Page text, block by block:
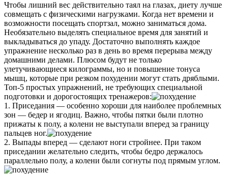
Чтобы лишний вес действительно таял на глазах, диету лучше
совмещать с физическими нагрузками. Когда нет времени и
возможности посещать спортзал, можно заниматься дома.
Необязательно выделять специальное время для занятий и
выкладываться до упаду. Достаточно выполнять каждое
упражнение несколько раз в день во время перерыва между
домашними делами. Плюсом будут не только
улетучивающиеся килограммы, но и повышение тонуса
мышц, которые при резком похудении могут стать дряблыми.
Топ-5 простых упражнений, не требующих специальной
подготовки и дорогостоящих тренажеров:
1. Приседания — особенно хороши для наиболее проблемных
зон — бедер и ягодиц. Важно, чтобы пятки были плотно
прижаты к полу, а колени не выступали вперед за границу
пальцев ног.
2. Выпады вперед — сделают ноги стройнее. При таком
приседании желательно следить, чтобы бедро держалось
параллельно полу, а колени были согнуты под прямым углом.